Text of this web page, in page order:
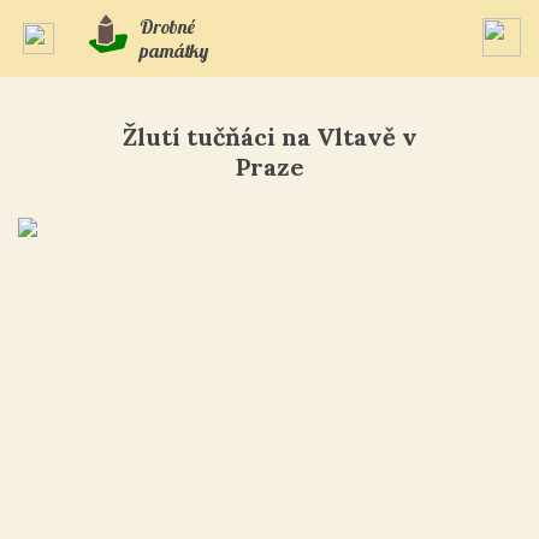
Drobné
památky
Žlutí tučňáci na Vltavě v
Praze